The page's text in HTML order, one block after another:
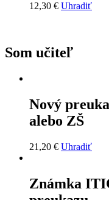
12,30 € Uhradiť
Som učiteľ
Nový
alebo ZŠ
21,20 € Uhradiť
Známka